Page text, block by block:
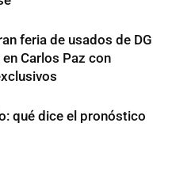
feria de usados de DG
Carlos Paz con
qué dice el pronóstico